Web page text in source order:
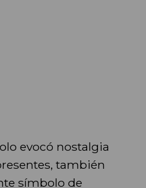
evocó nostalgia
también
símbolo de